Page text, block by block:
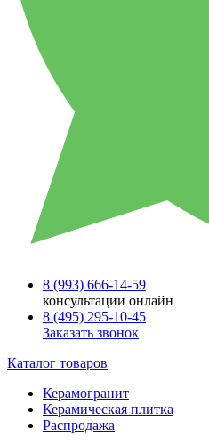
8 (993) 666-14-59
консультации онлайн
8 (495) 295-10-45
Заказать звонок
Каталог товаров
Керамогранит
Керамическая плитка
Распродажа